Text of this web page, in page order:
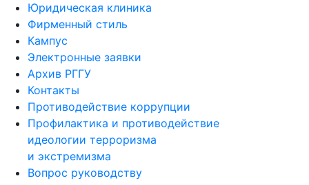
Юридическая клиника
Фирменный стиль
Кампус
Электронные заявки
Архив РГГУ
Контакты
Противодействие коррупции
Профилактика и противодействие
идеологии терроризма
и экстремизма
Вопрос руководству